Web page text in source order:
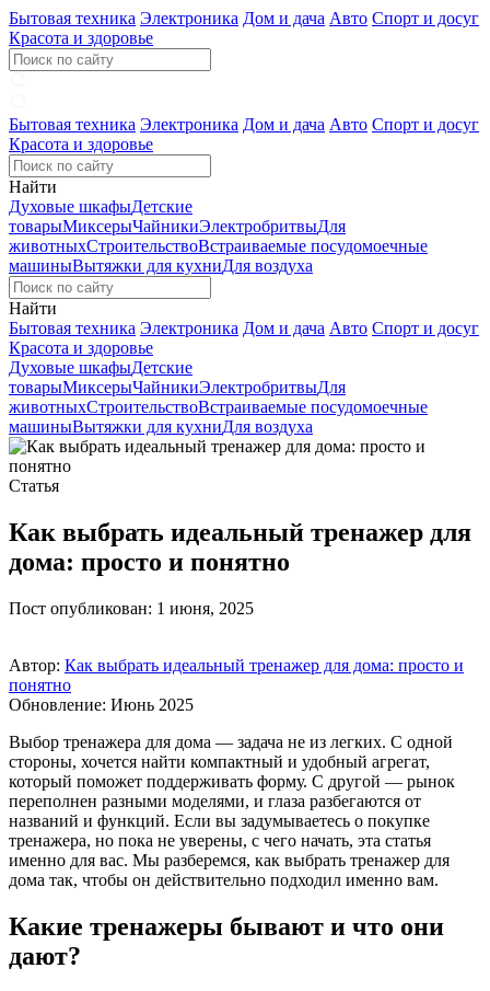
Бытовая техника Электроника Дом и дача Авто Спорт и досуг
Красота и здоровье
Бытовая техника Электроника Дом и дача Авто Спорт и досуг
Красота и здоровье
Найти
Духовые шкафыДетские
товарыМиксерыЧайникиЭлектробритвыДля
животныхСтроительствоВстраиваемые посудомоечные
машиныВытяжки для кухниДля воздуха
Найти
Бытовая техника Электроника Дом и дача Авто Спорт и досуг
Красота и здоровье
Духовые шкафыДетские
товарыМиксерыЧайникиЭлектробритвыДля
животныхСтроительствоВстраиваемые посудомоечные
машиныВытяжки для кухниДля воздуха
Статья
Как выбрать идеальный тренажер для
дома: просто и понятно
Пост опубликован: 1 июня, 2025
Автор: Как выбрать идеальный тренажер для дома: просто и
понятно
Обновление: Июнь 2025
Выбор тренажера для дома — задача не из легких. С одной
стороны, хочется найти компактный и удобный агрегат,
который поможет поддерживать форму. С другой — рынок
переполнен разными моделями, и глаза разбегаются от
названий и функций. Если вы задумываетесь о покупке
тренажера, но пока не уверены, с чего начать, эта статья
именно для вас. Мы разберемся, как выбрать тренажер для
дома так, чтобы он действительно подходил именно вам.
Какие тренажеры бывают и что они
дают?